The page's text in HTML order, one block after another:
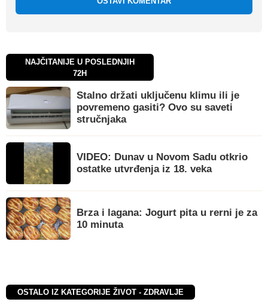
NAJČITANIJE U POSLEDNJIH
72H
Stalno držati uključenu klimu ili je
povremeno gasiti? Ovo su saveti
stručnjaka
VIDEO: Dunav u Novom Sadu otkrio
ostatke utvrđenja iz 18. veka
Brza i lagana: Jogurt pita u rerni je za
10 minuta
OSTALO IZ KATEGORIJE ŽIVOT - ZDRAVLJE